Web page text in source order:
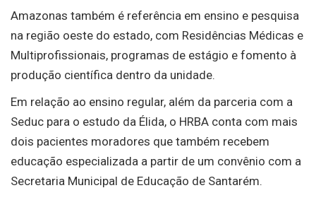
Amazonas também é referência em ensino e pesquisa
na região oeste do estado, com Residências Médicas e
Multiprofissionais, programas de estágio e fomento à
produção científica dentro da unidade.
Em relação ao ensino regular, além da parceria com a
Seduc para o estudo da Élida, o HRBA conta com mais
dois pacientes moradores que também recebem
educação especializada a partir de um convênio com a
Secretaria Municipal de Educação de Santarém.